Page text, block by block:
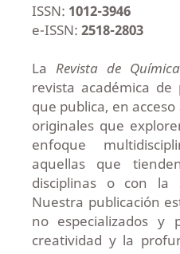
ISSN: 1012-3946
e-ISSN: 2518-2803
La Revista de Química
revista académica de
que publica, en
originales que
enfoque
aquellas que
disciplinas o con la
Nuestra publicación
no especializados y
creatividad y la